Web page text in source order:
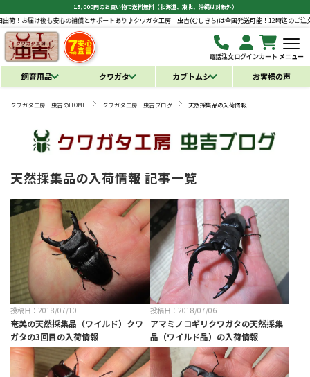
15,000円のお買い物で送料無料（北海道、東北、沖縄は対象外）
お届け後も安心の補償とサポートあり♪クワガタ工房 虫吉(むしきち)は全国発送可能！12時迄のご注文で
電話注文ログインカート メニュー
飼育用品 クワガタ カブトムシ お客様の声
クワガタ工房 虫吉のHOME クワガタ工房 虫吉ブログ 天然採集品の入荷情報
天然採集品の入荷情報 記事一覧
投稿日：2018/07/10
奄美の天然採集品（ワイルド）クワ
ガタの3回目の入荷情報
投稿日：2018/07/06
アマミノコギリクワガタの天然採集
品（ワイルド品）の入荷情報